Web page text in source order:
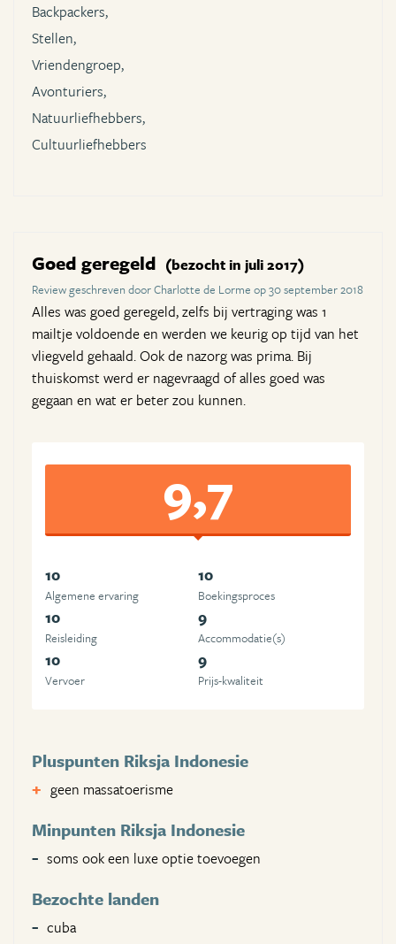
Backpackers,
Stellen,
Vriendengroep,
Avonturiers,
Natuurliefhebbers,
Cultuurliefhebbers
Goed geregeld (bezocht in juli 2017)
Review geschreven door Charlotte de Lorme op 30 september 2018
Alles was goed geregeld, zelfs bij vertraging was 1
mailtje voldoende en werden we keurig op tijd van het
vliegveld gehaald. Ook de nazorg was prima. Bij
thuiskomst werd er nagevraagd of alles goed was
gegaan en wat er beter zou kunnen.
9,7
10
Algemene ervaring
10
Boekingsproces
10
Reisleiding
9
Accommodatie(s)
10
Vervoer
9
Prijs-kwaliteit
Pluspunten Riksja Indonesie
geen massatoerisme
Minpunten Riksja Indonesie
soms ook een luxe optie toevoegen
Bezochte landen
cuba